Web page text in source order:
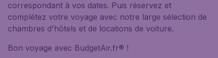
correspondant à vos dates. Puis réservez et
complétez votre voyage avec notre large sélection de
chambres d'hôtels et de locations de voiture.
Bon voyage avec BudgetAir.fr® !